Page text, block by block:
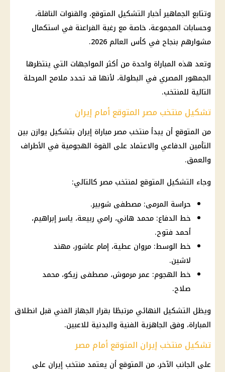
وتتابع الجماهير أخبار التشكيل المتوقع، والقنوات الناقلة،
وحسابات المجموعة، خاصة مع رغبة الفراعنة في استكمال
مشوارهم بنجاح في كأس العالم 2026
.
وتعد هذه المباراة واحدة من أكثر المواجهات التي ينتظرها
الجمهور المصري في البطولة، لأنها قد تحدد ملامح المرحلة
التالية للمنتخب.
تشكيل منتخب مصر المتوقع أمام إيران
من المتوقع أن يبدأ منتخب مصرمباراة إيران بتشكيل يوازن بين
التأمين الدفاعي والاعتماد على القوة الهجومية في الأطراف
والعمق.
وجاء التشكيل المتوقع لمنتخب مصر كالتالي:
حراسة المرمى: مصطفى شوبير.
خط الدفاع: محمد هاني، رامي ربيعة، ياسر إبراهيم،
أحمد فتوح.
خط الوسط: مروان عطية، إمام عاشور، مهند
لاشين.
خط الهجوم: عمر مرموش، مصطفى زيكو، محمد
صلاح.
ويظل التشكيل النهائي مرتبطًا بقرار الجهاز الفني قبل انطلاق
المباراة، وفق الجاهزية الفنية والبدنية للاعبين.
تشكيل منتخب إيران المتوقع أمام مصر
على الجانب الآخر، من المتوقع أن يعتمد منتخب إيران على